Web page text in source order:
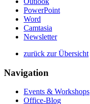
PowerPoint
Word
Camtasia
Newsletter
zurück zur Übersicht
Navigation
Events & Workshops
Office-Blog